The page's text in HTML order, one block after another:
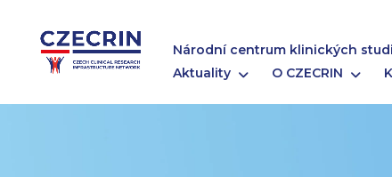
Národní centrum klinických
Aktuality
O CZECRIN